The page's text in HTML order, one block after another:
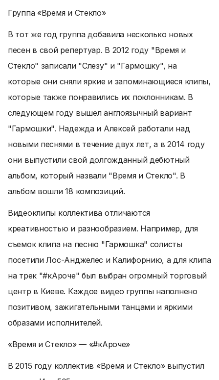
Группа «Время и Стекло»
В тот же год группа добавила несколько новых
песен в свой репертуар. В 2012 году "Время и
Стекло" записали "Слезу" и "Гармошку", на
которые они сняли яркие и запоминающиеся клипы,
которые также понравились их поклонникам. В
следующем году вышел англоязычный вариант
"Гармошки". Надежда и Алексей работали над
новыми песнями в течение двух лет, а в 2014 году
они выпустили свой долгожданный дебютный
альбом, который назвали "Время и Стекло". В
альбом вошли 18 композиций.
Видеоклипы коллектива отличаются
креативностью и разнообразием. Например, для
съемок клипа на песню "Гармошка" солисты
посетили Лос-Анджелес и Калифорнию, а для клипа
на трек "#кАроче" был выбран огромный торговый
центр в Киеве. Каждое видео группы наполнено
позитивом, зажигательными танцами и яркими
образами исполнителей.
«Время и Стекло» — «#кАроче»
В 2015 году коллектив «Время и Стекло» выпустил